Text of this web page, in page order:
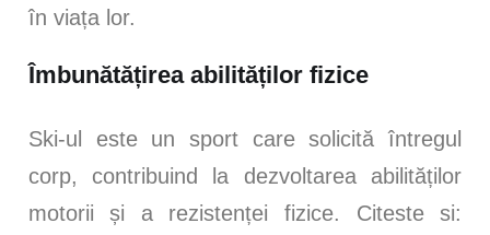
în viața lor.
Îmbunătățirea abilităților fizice
Ski-ul este un sport care solicită întregul
corp, contribuind la dezvoltarea abilităților
motorii și a rezistenței fizice. Citeste si: